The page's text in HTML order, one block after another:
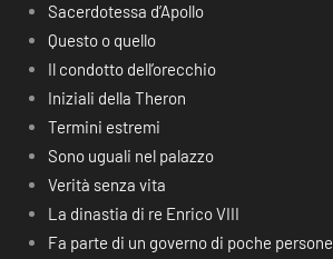
Sacerdotessa d’Apollo
Questo o quello
Il condotto dell’orecchio
Iniziali della Theron
Termini estremi
Sono uguali nel palazzo
Verità senza vita
La dinastia di re Enrico VIII
Fa parte di un governo di poche persone